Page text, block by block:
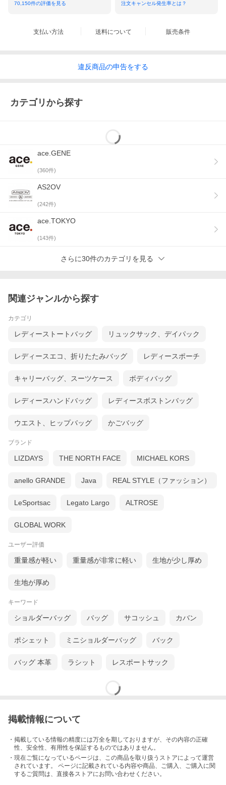
個性的なポケット使いで
ウォッシュ加工を施すことで演出したちょっとラフなニュアン
スが特徴のショルダーバッグ。柔らかな曲線を描くカラビナが
ポイント。マルチポケットデザインで収納力も高めています。
持ちスタイルでも可愛くきまります。カラビナに好みのチャー
70,150件の評価を見る 注文キャンセル発生率とは？
支払い方法 送料について 販売条件
違反商品の申告をする
カテゴリから探す
ace.GENE
(360件)
AS2OV
(242件)
ace.TOKYO
(143件)
さらに30件のカテゴリを見る
関連ジャンルから探す
カテゴリ
レディーストートバッグ リュックサック、デイパック
レディースエコ、折りたたみバッグ レディースポーチ
キャリーバッグ、スーツケース ボディバッグ
レディースハンドバッグ レディースボストンバッグ
ウエスト、ヒップバッグ かごバッグ
ブランド
LIZDAYS THE NORTH FACE MICHAEL KORS
anello GRANDE Java REAL STYLE（ファッション）
LeSportsac Legato Largo ALTROSE
GLOBAL WORK
ユーザー評価
重量感が軽い 重量感が非常に軽い 生地が少し厚め
生地が厚め
キーワード
ショルダーバッグ バッグ サコッシュ カバン
ポシェット ミニショルダーバッグ バック
バッグ 本革 ラシット レスポートサック
掲載情報について
・掲載している情報の精度には万全を期しておりますが、その内容の正確
性、安全性、有用性を保証するものではありません。
・現在ご覧になっているページは、この商品を取り扱うストアによって運営
されています。 ページに記載されている内容や商品、ご購入 、ご購入に関
するご質問は、直接各ストアにお問い合わせください。